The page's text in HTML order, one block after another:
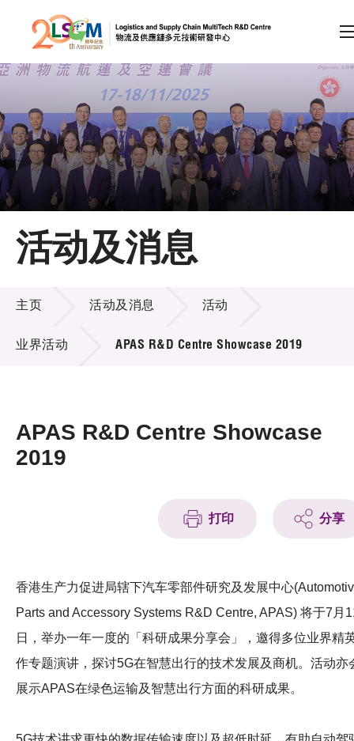
跳到内容（按回车键）
会员登录
A A EN 繁 简
主页
关于LSCM
技术商品化
项目及资助计划
活动及消息
奖项
活动及消息
活动及消息
主页 活动及消息 活动
业界活动 APAS R&D Centre Showcase 2019
APAS R&D Centre Showcase
2019
打印 分享
香港生产力促进局辖下汽车零部件研究及发展中心
Parts and Accessory Systems R&D Centre, APAS) 将于7月
日，举办一年一度的「科研成果分享会」，邀得多位业界精
作专题演讲，探讨5G在智慧出行的技术发展及商机。活动亦
展示APAS在绿色运输及智慧出行方面的科研成果。